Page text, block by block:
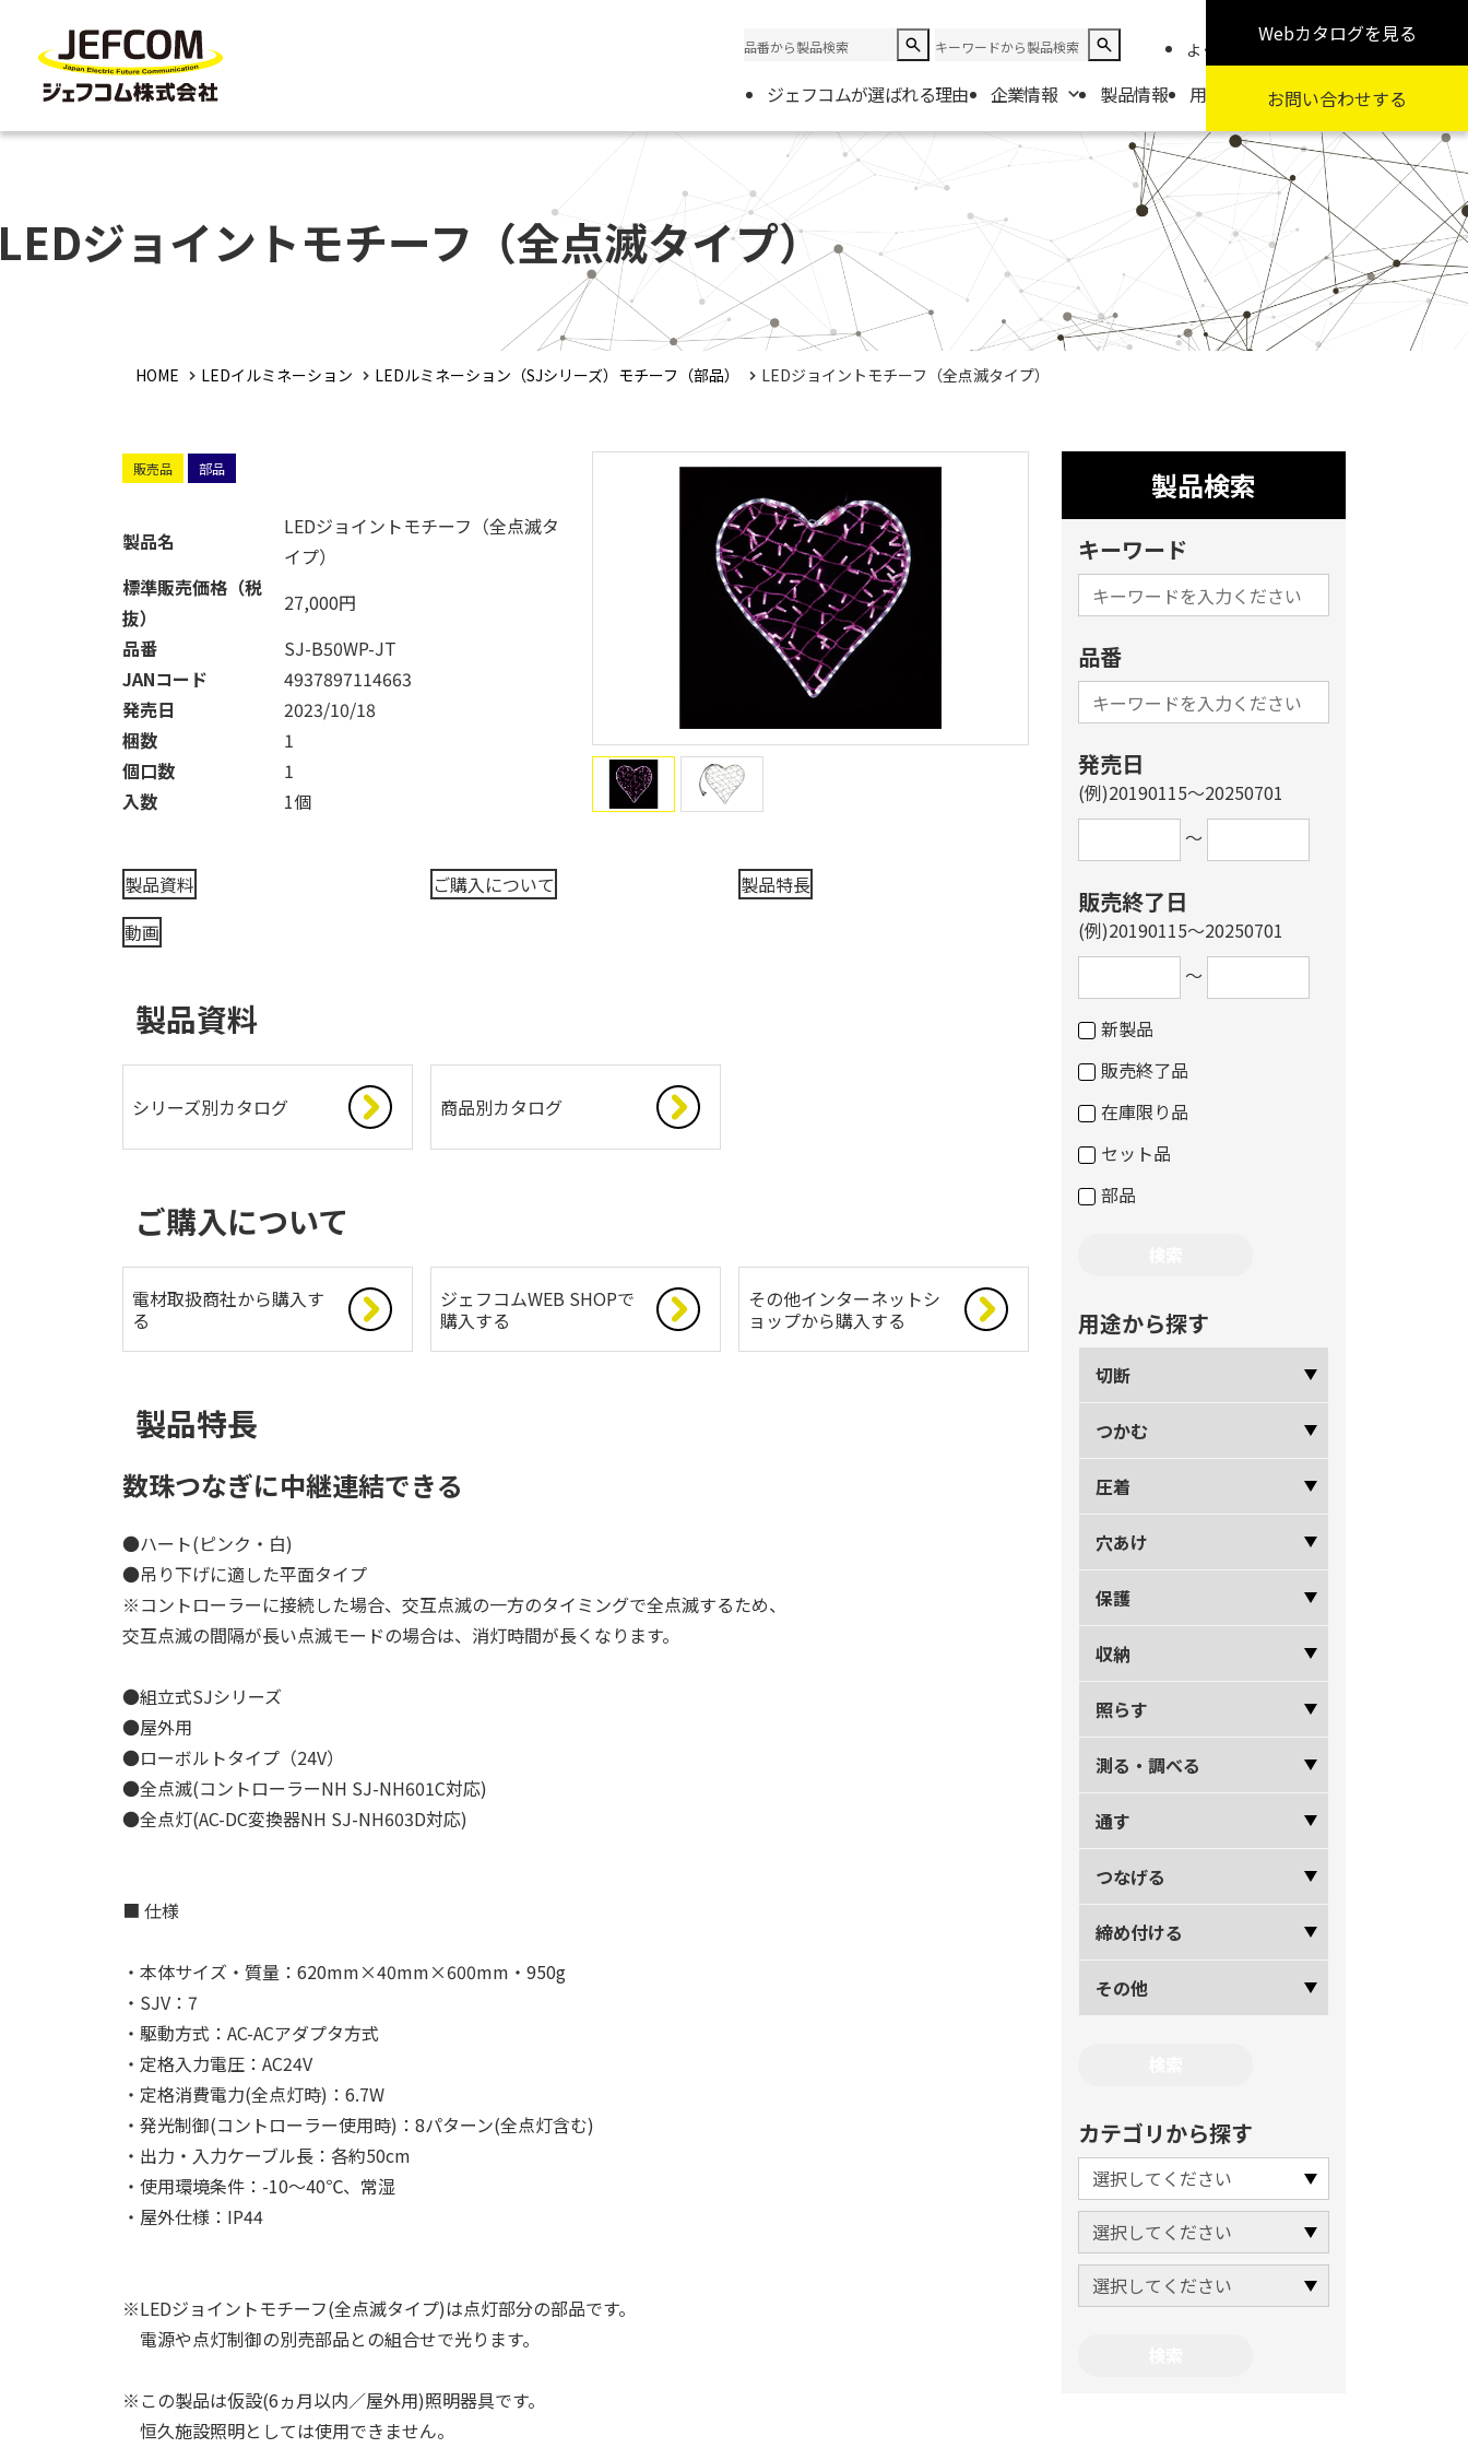
よくある質問 お知らせ 採用情報
ジェフコムが選ばれる理由 企業情報
企業情報
会社概要
電材取扱商社一覧
製品情報 用途から探す カテゴリから探す
Webカタログを見る
お問い合わせする
ジョイントモチーフ（全点滅タイプ）
HOME LEDイルミネーション LEDルミネーション（SJシリーズ）モチーフ（部品） LEDジョイントモチーフ（全点滅タイプ）
販売品 部品
製品名
LEDジョイントモチーフ（全点滅タ
イプ）
標準販売価格（税
抜）
27,000円
品番
SJ-B50WP-JT
JANコード
4937897114663
発売日
2023/10/18
梱数
1
個口数
1
入数
1個
製品資料 ご購入について
製品特長
動画
製品資料
シリーズ別カタログ 商品別カタログ
ご購入について
電材取扱商社から購入す
る
ジェフコムWEB SHOPで
購入する
その他インターネットシ
ョップから購入する
製品特長
数珠つなぎに中継連結できる
●ハート(ピンク・白)
●吊り下げに適した平面タイプ
※コントローラーに接続した場合、交互点滅の一方のタイミングで全点滅するため、
交互点滅の間隔が長い点滅モードの場合は、消灯時間が長くなります。
●組立式SJシリーズ
●屋外用
●ローボルトタイプ（24V）
●全点滅(コントローラーNH SJ-NH601C対応)
●全点灯(AC-DC変換器NH SJ-NH603D対応)
■ 仕様
・本体サイズ・質量：620mm×40mm×600mm・950g
・SJV：7
・駆動方式：AC-ACアダプタ方式
・定格入力電圧：AC24V
・定格消費電力(全点灯時)：6.7W
・発光制御(コントローラー使用時)：8パターン(全点灯含む)
・出力・入力ケーブル長：各約50cm
・使用環境条件：-10～40℃、常湿
・屋外仕様：IP44
※LEDジョイントモチーフ(全点滅タイプ)は点灯部分の部品です。
電源や点灯制御の別売部品との組合せで光ります。
※この製品は仮設(6ヵ月以内／屋外用)照明器具です。
恒久施設照明としては使用できません。
製品検索
キーワード
品番
発売日
(例)20190115～20250701
～
販売終了日
(例)20190115～20250701
～
新製品
販売終了品
在庫限り品
セット品
部品
用途から探す
切断
つかむ
圧着
穴あけ
保護
収納
照らす
測る・調べる
通す
つなげる
締め付ける
その他
カテゴリから探す